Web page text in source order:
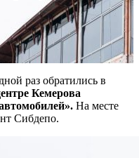
раз обратились в
Кемерова
На месте
Сибдепо.